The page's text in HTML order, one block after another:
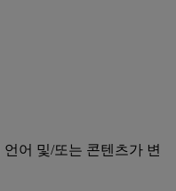
언어 및/또는 콘텐츠가 변